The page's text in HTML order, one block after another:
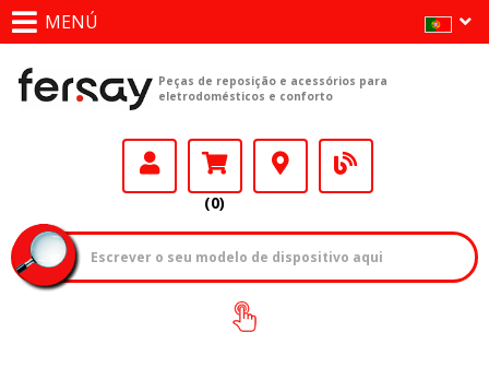
MENÚ
Peças de reposição e acessórios para
eletrodomésticos e conforto
(0)
Como encontrar
o seu modelo?